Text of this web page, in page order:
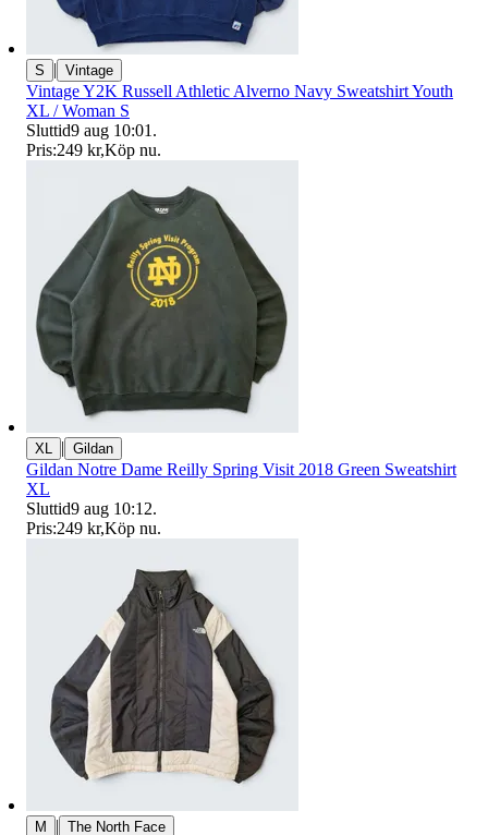
S | Vintage
Vintage Y2K Russell Athletic Alverno Navy Sweatshirt Youth
XL / Woman S
Sluttid9 aug 10:01 .
Pris:249 kr,Köp nu.
XL | Gildan
Gildan Notre Dame Reilly Spring Visit 2018 Green Sweatshirt
XL
Sluttid9 aug 10:12.
Pris:249 kr,Köp nu.
M | The North Face